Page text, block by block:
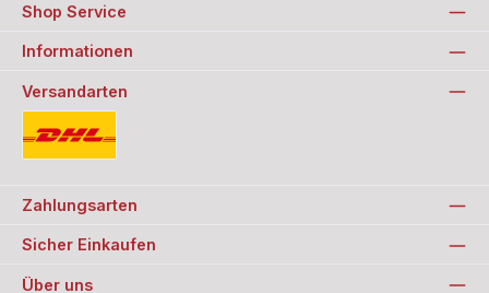
Shop Service
Informationen
Versandarten
Zahlungsarten
Sicher Einkaufen
Über uns